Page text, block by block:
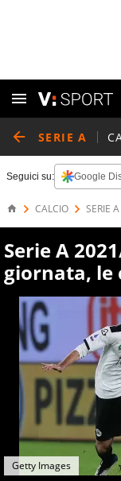
SERIE A
Seguici su: Google
CALCIO SERIE A
Serie A
giornata, le
Getty Images